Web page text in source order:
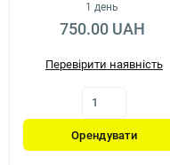
1 день
750.00 UAH
Перевірити наявність
Орендувати